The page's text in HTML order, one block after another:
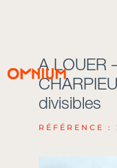
A LOUER
divisibles
RÉFÉRENCE